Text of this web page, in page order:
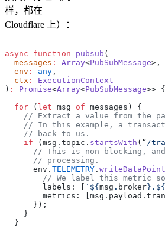
样，都在
Cloudflare 上）：
async function pubsub (
  messages
: Array<PubSubMessage>,
  env
: any ,
  ctx
:
ExecutionContext
) : Promise<Array<PubSubMessage>> {
  for
( let msg of messages) {
// Extract a value from the
// In this example, a
    // back to us.
    if
(msg.topic. startsWith (“/
// This is non-blocking,
      // processing.
      env.
TELEMETRY . writeDataPoint
// We label this metric
        labels: [
`${ msg . broker}.${
metrics:
      });
    }
  }